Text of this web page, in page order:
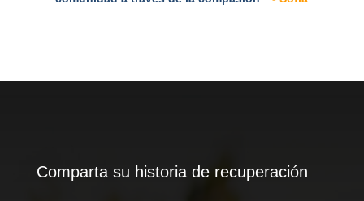
Comparta su historia de recuperación